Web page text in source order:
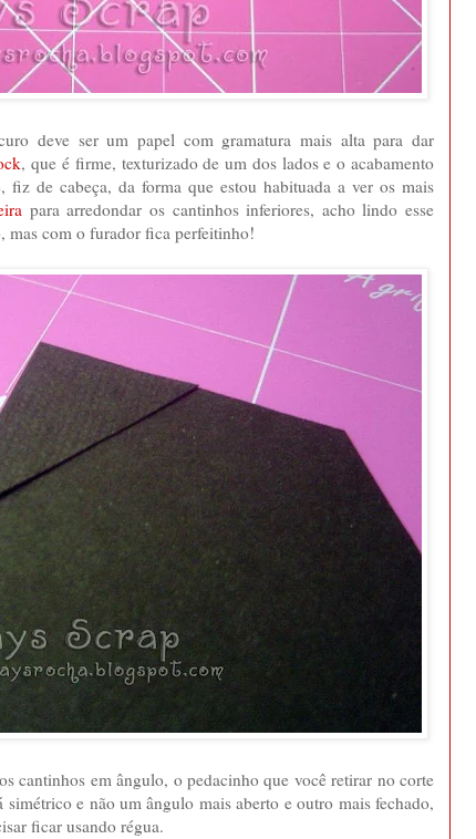
deve ser um papel com gramatura mais alta para dar
, que é firme, texturizado de um dos lados e o acabamento
de cabeça, da forma que estou habituada a ver os mais
para arredondar os cantinhos inferiores, acho lindo esse
mas com o furador fica perfeitinho!
cantinhos em ângulo, o pedacinho que você retirar no corte
e não um ângulo mais aberto e outro mais fechado,
ficar usando régua.